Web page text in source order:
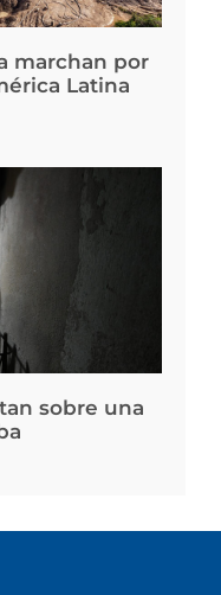
marchan por
Latina
sobre una